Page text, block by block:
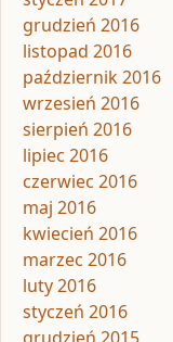
grudzień 2016
listopad 2016
październik 2016
wrzesień 2016
sierpień 2016
lipiec 2016
czerwiec 2016
maj 2016
kwiecień 2016
marzec 2016
luty 2016
styczeń 2016